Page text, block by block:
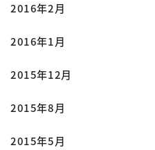
2016年2月
2016年1月
2015年12月
2015年8月
2015年5月